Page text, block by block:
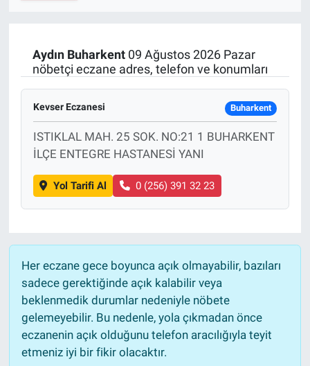
Aydın Buharkent09 Ağustos 2026 Pazar
nöbetçi eczane adres, telefon ve konumları
Kevser Eczanesi Buharkent
ISTIKLAL MAH. 25 SOK. NO:21 1 BUHARKENT
İLÇE ENTEGRE HASTANESİ YANI
Yol Tarifi Al 0 (256) 391 32 23
Her eczane gece boyunca açık olmayabilir, bazıları
sadece gerektiğinde açık kalabilir veya
beklenmedik durumlar nedeniyle nöbete
gelemeyebilir. Bu nedenle, yola çıkmadan önce
eczanenin açık olduğunu telefon aracılığıyla teyit
etmeniz iyi bir fikir olacaktır.
RESMİ İLANLAR